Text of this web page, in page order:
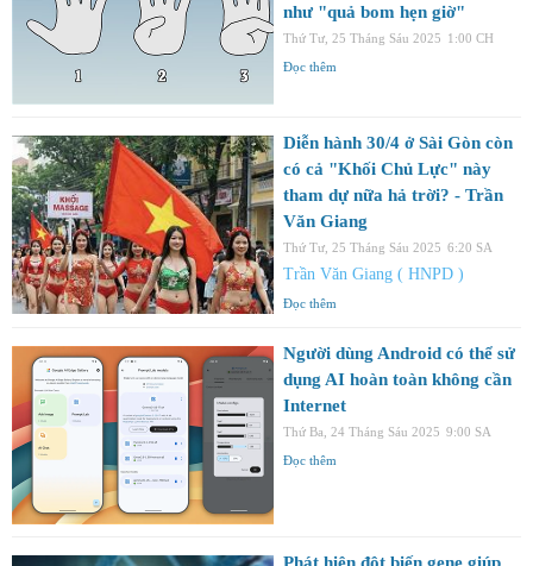
như "quả bom hẹn giờ"
Thứ Tư, 25 Tháng Sáu 2025 1:00 CH
Đọc thêm
Diễn hành 30/4 ở Sài Gòn còn
có cả "Khối Chủ Lực" này
tham dự nữa hả trời? - Trần
Văn Giang
Thứ Tư, 25 Tháng Sáu 2025 6:20 SA
Trần Văn Giang ( HNPD )
Đọc thêm
Người dùng Android có thể sử
dụng AI hoàn toàn không cần
Internet
Thứ Ba, 24 Tháng Sáu 2025 9:00 SA
Đọc thêm